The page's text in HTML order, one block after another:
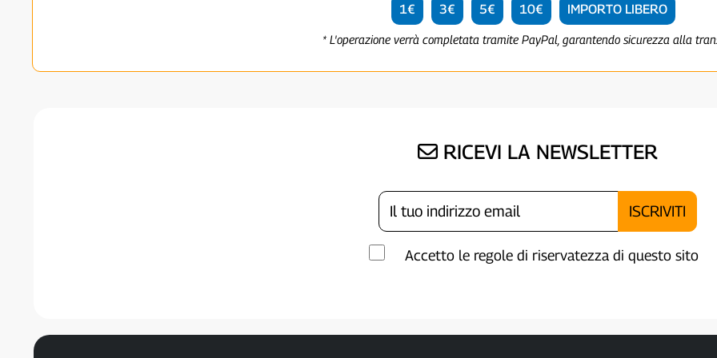
1€ 3€ 5€ 10€ IMPORTO LIBERO
* L'operazione verrà completata tramite PayPal, garantendo sicurezza alla
RICEVI LA NEWSLETTER
Accetto le regole di riservatezza di questo sito